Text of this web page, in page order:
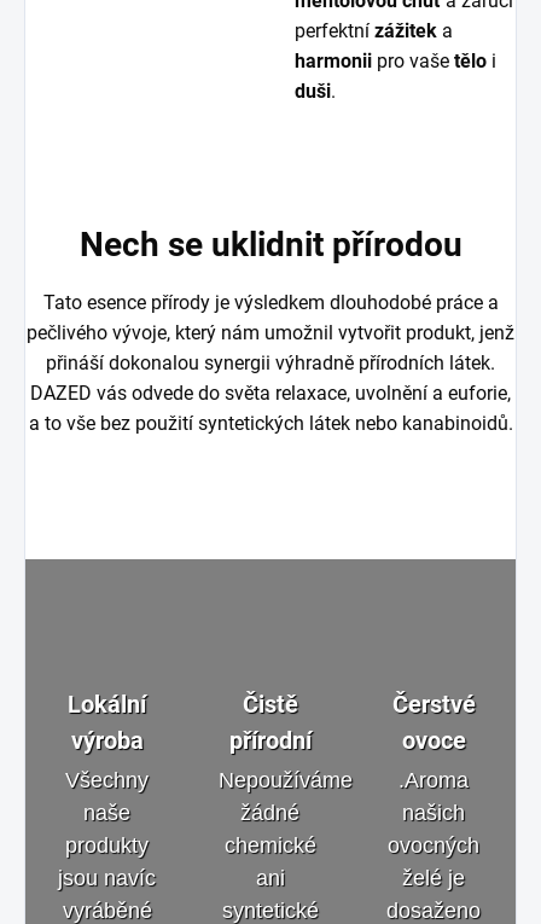
perfektní zážitek a
harmonii pro vaše tělo i
duši.
Nech se uklidnit přírodou
Tato esence přírody je výsledkem dlouhodobé práce a
pečlivého vývoje, který nám umožnil vytvořit produkt, jenž
přináší dokonalou synergii výhradně přírodních látek.
DAZED vás odvede do světa relaxace, uvolnění a euforie,
a to vše bez použití syntetických látek nebo kanabinoidů.
Lokální
výroba
Všechny
naše
produkty
jsou navíc
vyráběné
Čistě
přírodní
Nepoužíváme
žádné
chemické
ani
syntetické
Čerstvé
ovoce
.Aroma
našich
ovocných
želé je
dosaženo